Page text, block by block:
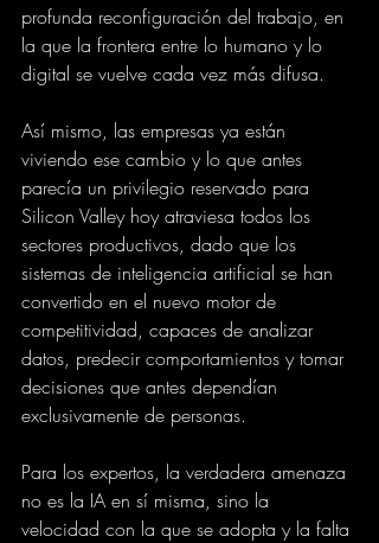
profunda reconfiguración del trabajo, en
la que la frontera entre lo humano y lo
digital se vuelve cada vez más difusa.
Así mismo, las empresas ya están
viviendo ese cambio y lo que antes
parecía un privilegio reservado para
Silicon Valley hoy atraviesa todos los
sectores productivos, dado que los
sistemas de inteligencia artificial se han
convertido en el nuevo motor de
competitividad, capaces de analizar
datos, predecir comportamientos y tomar
decisiones que antes dependían
exclusivamente de personas.
Para los expertos, la verdadera amenaza
no es la IA en sí misma, sino la
velocidad con la que se adopta y la falta